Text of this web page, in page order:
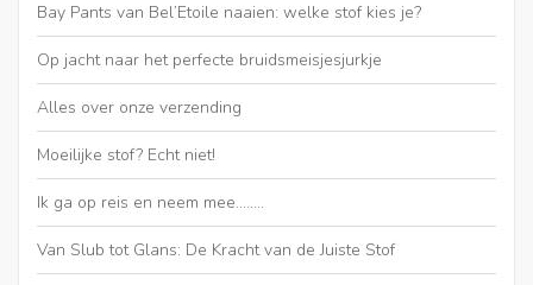
Bay Pants van Bel’Etoile naaien: welke stof kies je?
Op jacht naar het perfecte bruidsmeisjesjurkje
Alles over onze verzending
Moeilijke stof? Echt niet!
Ik ga op reis en neem mee……..
Van Slub tot Glans: De Kracht van de Juiste Stof